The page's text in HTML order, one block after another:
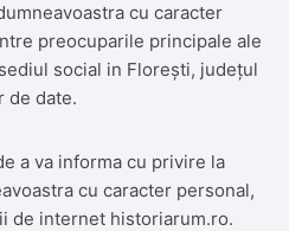
cu caracter
preocuparile principale ale
social in Florești, județul
de date.
a va informa cu privire la
cu caracter personal,
de internet historiarum.ro.